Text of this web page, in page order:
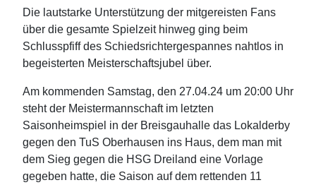
Die lautstarke Unterstützung der mitgereisten Fans
über die gesamte Spielzeit hinweg ging beim
Schlusspfiff des Schiedsrichtergespannes nahtlos in
begeisterten Meisterschaftsjubel über.
Am kommenden Samstag, den 27.04.24 um 20:00 Uhr
steht der Meistermannschaft im letzten
Saisonheimspiel in der Breisgauhalle das Lokalderby
gegen den TuS Oberhausen ins Haus, dem man mit
dem Sieg gegen die HSG Dreiland eine Vorlage
gegeben hatte, die Saison auf dem rettenden 11